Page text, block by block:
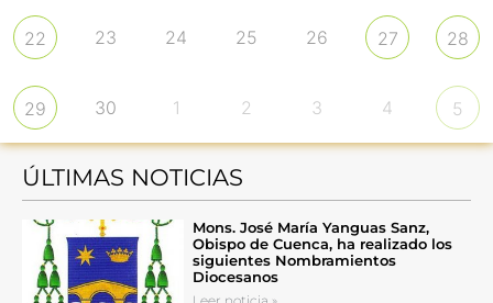
22 23 24 25 26 27 28
29 30 1 2 3 4 5
ÚLTIMAS NOTICIAS
Mons. José María Yanguas Sanz,
Obispo de Cuenca, ha realizado los
siguientes Nombramientos
Diocesanos